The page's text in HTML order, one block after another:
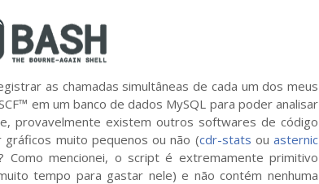
as chamadas simultâneas de cada um dos meus
em um banco de dados MySQL para poder analisar
provavelmente existem outros softwares de código
muito pequenos ou não (cdr-stats ou asternic
mencionei, o script é extremamente primitivo
tempo para gastar nele) e não contém nenhuma